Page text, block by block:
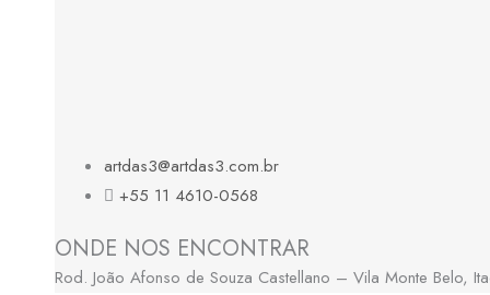
artdas3@artdas3.com.br
+55 11 4610-0568
ONDE NOS ENCONTRAR
Rod. João Afonso de Souza Castellano – Vila Monte Belo,